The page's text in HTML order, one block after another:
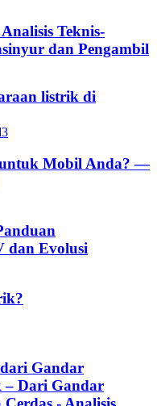
Teknis-
dan Pengambil
listrik di
Mobil Anda? —
dan Evolusi
Gandar
– Dari Gandar